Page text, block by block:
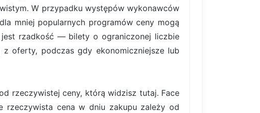
W przypadku występów wykonawców
mniej popularnych programów ceny mogą
jest rzadkość — bilety o ograniczonej liczbie
oferty, podczas gdy ekonomiczniejsze lub
rzeczywistej ceny, którą widzisz tutaj. Face
rzeczywista cena w dniu zakupu zależy od